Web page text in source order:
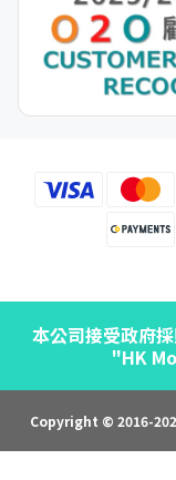
本公司接受政府
"HK
Copyright © 2016-